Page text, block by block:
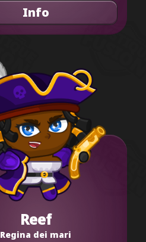
Info
Reef
Regina dei mari